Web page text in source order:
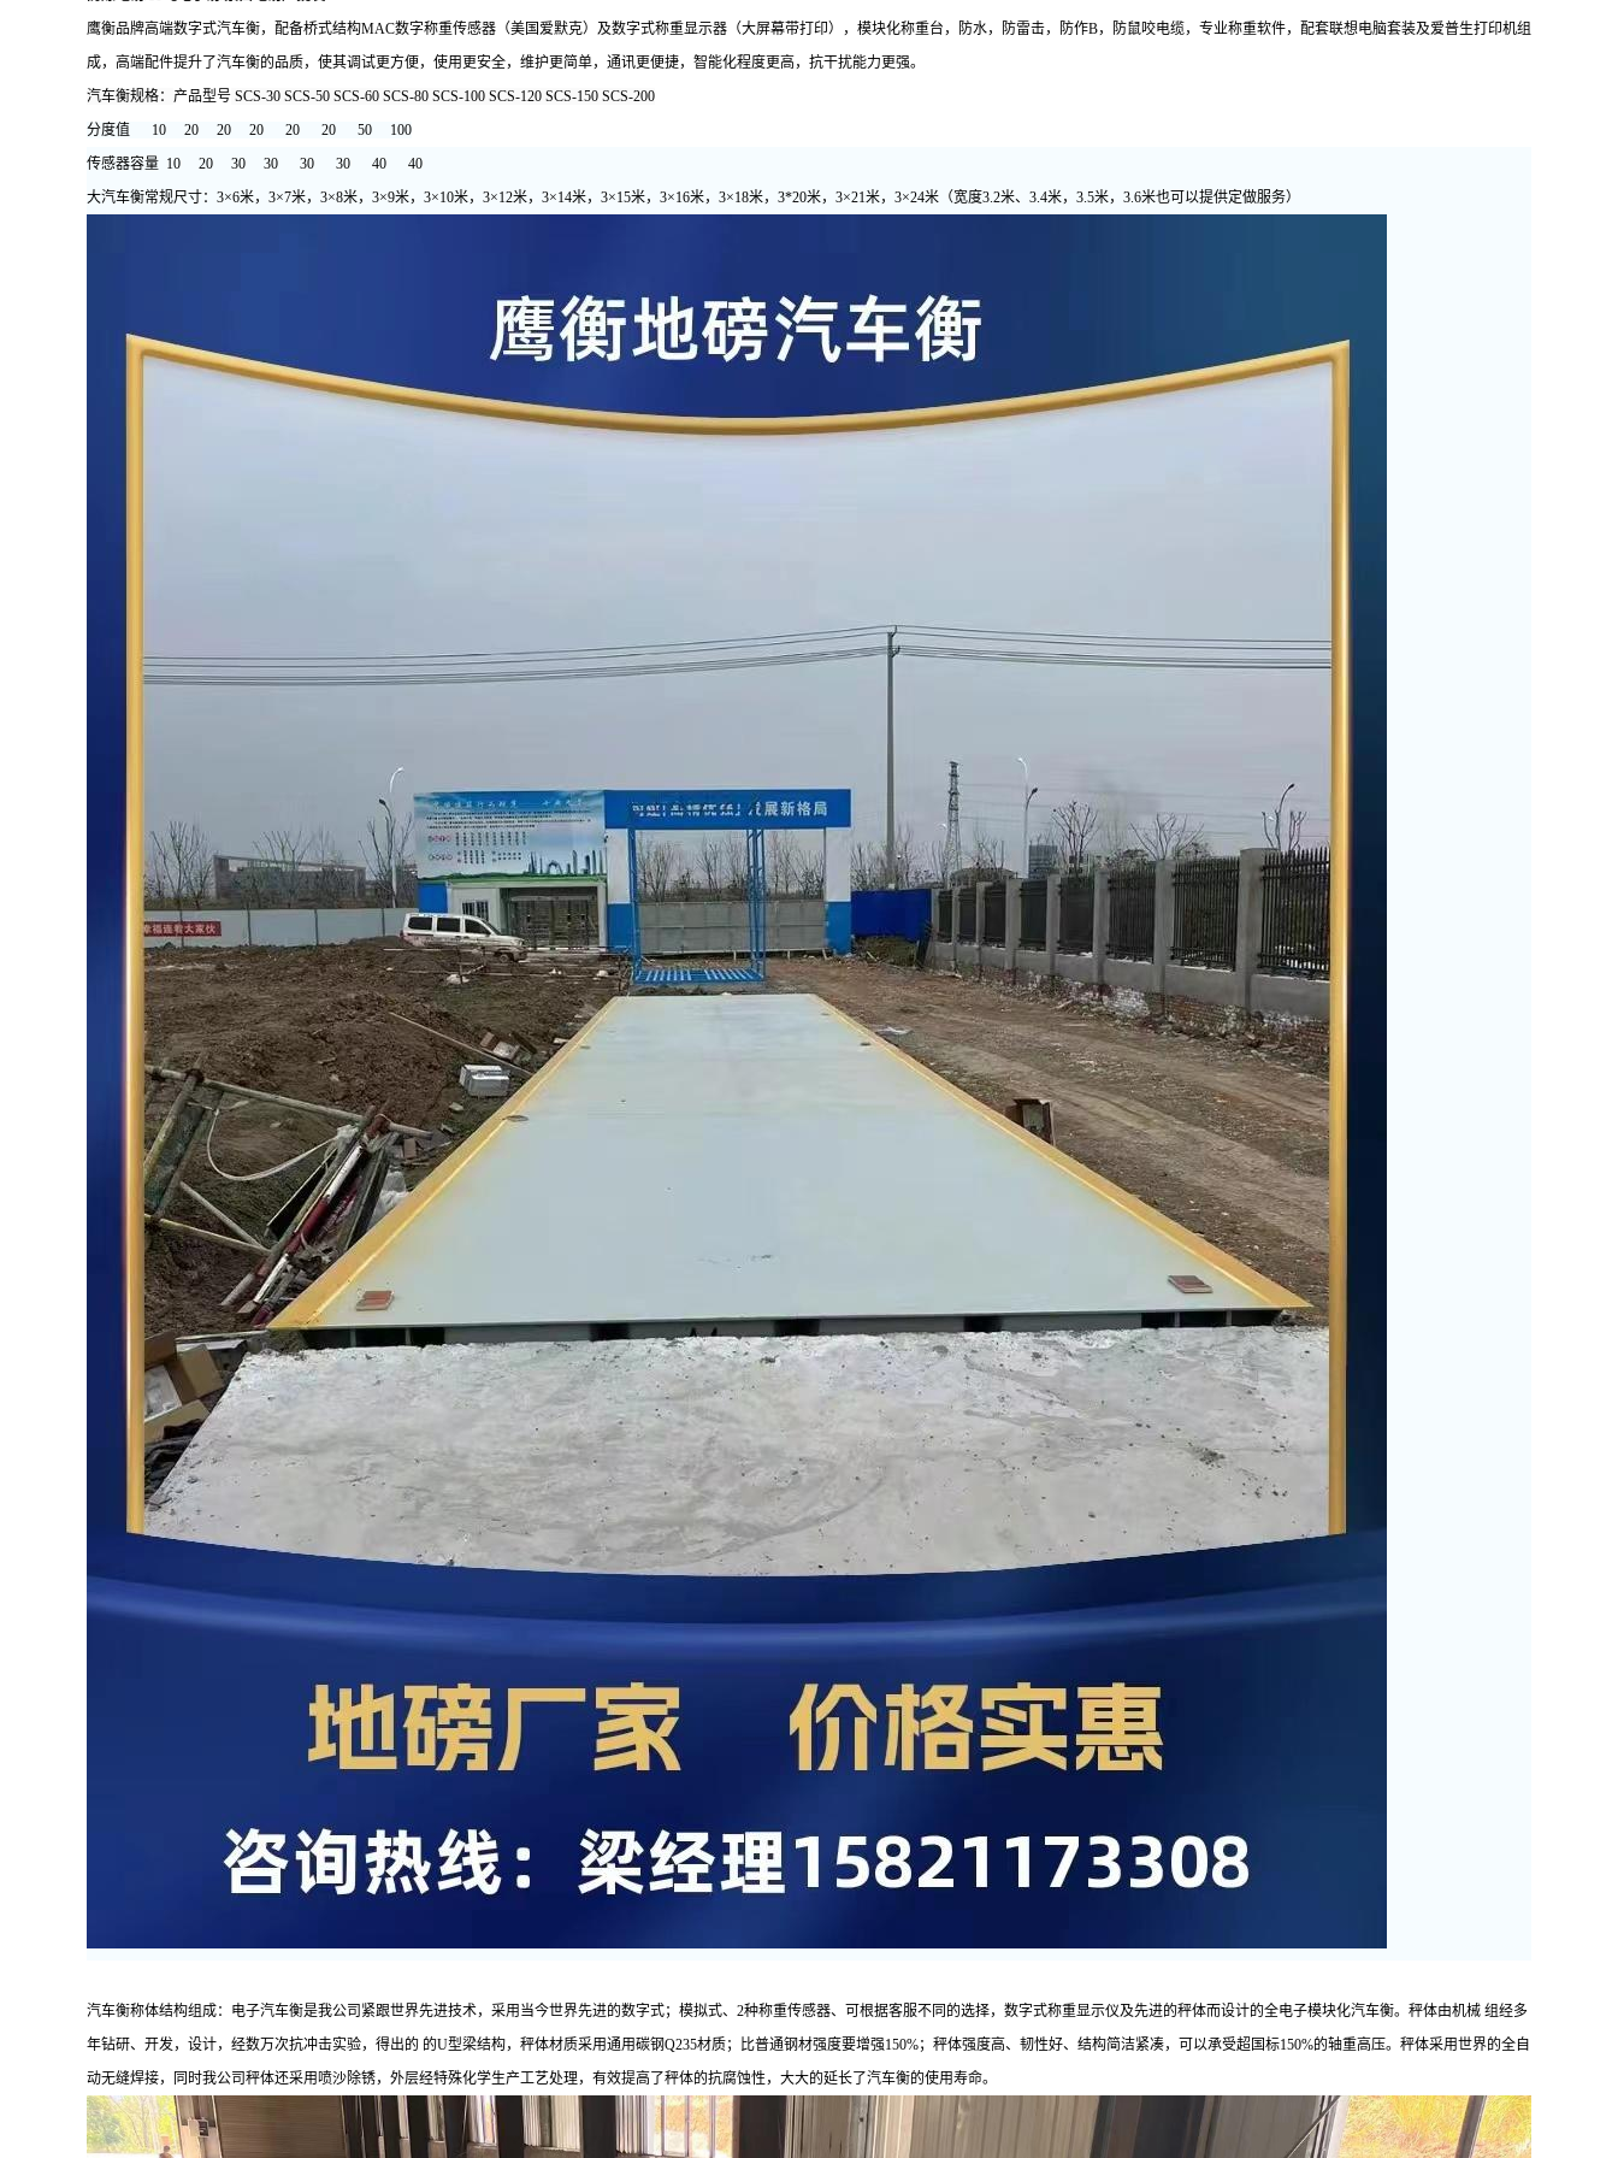
鹰衡品牌高端数字式汽车衡，配备桥式结构MAC数字称重传感器（美国爱默克）及数字式称重显示器（大屏幕带打印），模块化称重台，防水，防雷击，防作B，防鼠咬电缆，专业称重软件，配套联想电脑套装及爱普生打印机组
成，高端配件提升了汽车衡的品质，使其调试更方便，使用更安全，维护更简单，通讯更便捷，智能化程度更高，抗干扰能力更强。
汽车衡规格： 产品型号 SCS-30 SCS-50 SCS-60 SCS-80 SCS-100 SCS-120 SCS-150 SCS-200
分度值 10 20 20 20 20 20 50 100
传感器容量 10 20 30 30 30 30 40 40
大汽车衡常规尺寸： 3×6米，3×7米，3×8米，3×9米，3×10米，3×12米，3×14米，3×15米，3×16米，3×18米，3*20米，3×21米，3×24米（宽度3.2米、3.4米，3.5米，3.6米也可以提供定做服务）
汽车衡称体结构组成：电子汽车衡是我公司紧跟世界先进技术，采用当今世界先进的数字式；模拟式、2种称重传感器、可根据客服不同的选择，数字式称重显示仪及先进的秤体而设计的全电子模块化汽车衡。秤体由机械 组经多
年钻研、开发，设计，经数万次抗冲击实验，得出的 的U型梁结构，秤体材质采用通用碳钢Q235材质；比普通钢材强度要增强150%；秤体强度高、韧性好、结构简洁紧凑，可以承受超国标150%的轴重高压。秤体采用世界的全自
动无缝焊接，同时我公司秤体还采用喷沙除锈，外层经特殊化学生产工艺处理，有效提高了秤体的抗腐蚀性，大大的延长了汽车衡的使用寿命。